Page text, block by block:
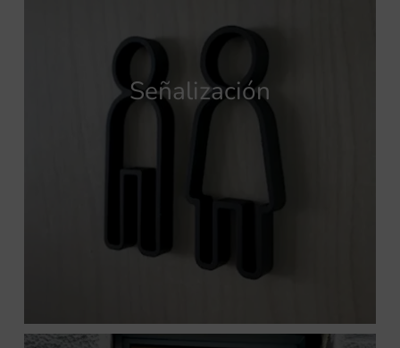
Señalización